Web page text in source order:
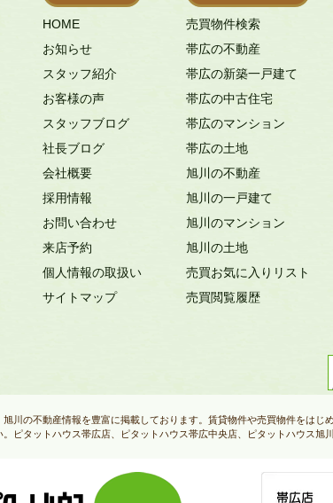
HOME
お知らせ
スタッフ紹介
お客様の声
スタッフブログ
社長ブログ
会社概要
採用情報
お問い合わせ
来店予約
個人情報の取扱い
サイトマップ
売買物件検索
帯広の不動産
帯広の新築一戸建て
帯広の中古住宅
帯広のマンション
帯広の土地
旭川の不動産
旭川の一戸建て
旭川のマンション
旭川の土地
売買お気に入りリスト
売買閲覧履歴
旭川の不動産情報を豊富に掲載しております。賃貸物件や売買物件をは
ピタットハウス帯広店、ピタットハウス帯広中央店、ピタットハウス旭